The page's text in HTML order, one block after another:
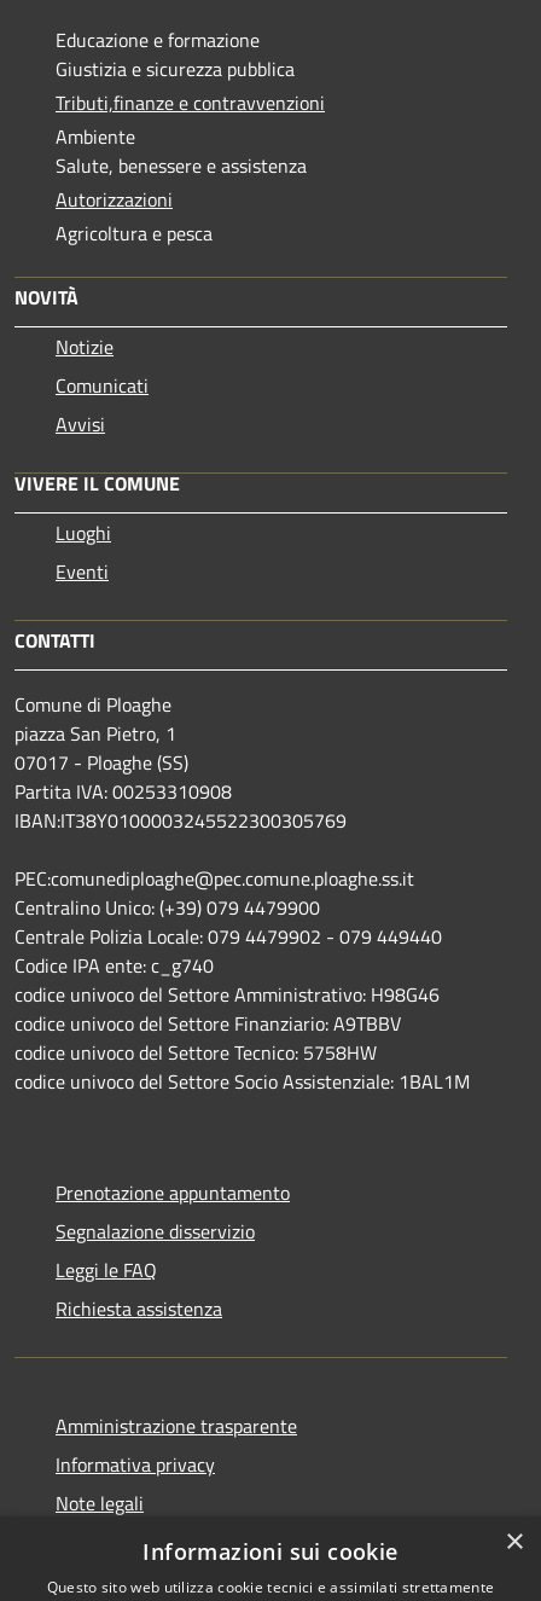
Educazione e formazione
Giustizia e sicurezza pubblica
Tributi,finanze e contravvenzioni
Ambiente
Salute, benessere e assistenza
Autorizzazioni
Agricoltura e pesca
NOVITÀ
Notizie
Comunicati
Avvisi
VIVERE IL COMUNE
Luoghi
Eventi
CONTATTI
Comune di Ploaghe
piazza San Pietro, 1
07017 - Ploaghe (SS)
Partita IVA: 00253310908
IBAN:IT38Y0100003245522300305769
PEC:comunediploaghe@pec.comune.ploaghe.ss.it
Centralino Unico: (+39) 079 4479900
Centrale Polizia Locale: 079 4479902 - 079 449440
Codice IPA ente: c_g740
codice univoco del Settore Amministrativo: H98G46
codice univoco del Settore Finanziario: A9TBBV
codice univoco del Settore Tecnico: 5758HW
codice univoco del Settore Socio Assistenziale: 1BAL1M
Prenotazione appuntamento
Segnalazione disservizio
Leggi le FAQ
Richiesta assistenza
Amministrazione trasparente
Informativa privacy
Note legali
Dichiarazione di accessibilità
×
Informazioni sui cookie
Questo sito web utilizza cookie tecnici e assimilati strettamente